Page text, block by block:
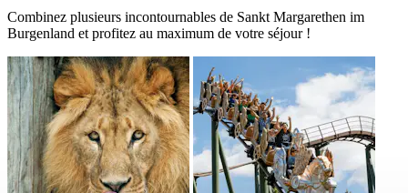
Combinez plusieurs incontournables de Sankt Margarethen im
Burgenland et profitez au maximum de votre séjour !